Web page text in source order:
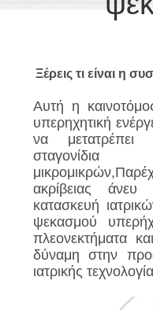
ΕΙΔΉΣΕΙΣ
ΠΕΡΙΠΤΏΣΕΙΣ
SITEMAP
ΠΟΛΙΤΙΚΉ
ΑΠΟΡΡΉΤΟΥ
Ξέρεις τι είναι η
Αυτή η
υπερηχητική
να
ακρίβειας
κατασκευή
ψεκασμού
πλεονεκτήματα
δύναμη στην
ιατρικής